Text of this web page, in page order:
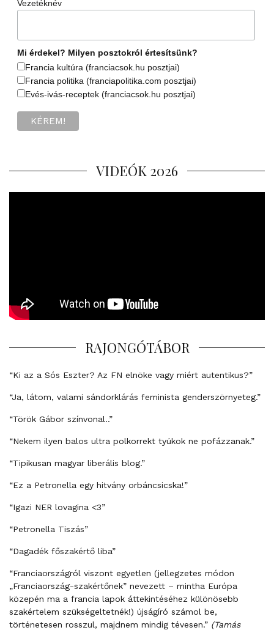
Vezetéknév
Mi érdekel? Milyen posztokról értesítsünk?
Francia kultúra (franciacsok.hu posztjai)
Francia politika (franciapolitika.com posztjai)
Evés-ivás-receptek (franciacsok.hu posztjai)
VIDEÓK 2026
RAJONGÓTÁBOR
“Ki az a Sós Eszter? Az FN elnöke vagy miért autentikus?”
“Ja, látom, valami sándorklárás feminista genderszörnyeteg.”
“Török Gábor színvonal..”
“Nekem ilyen balos ultra polkorrekt tyúkok ne pofázzanak.”
“Tipikusan magyar liberális blog.”
“Ez a Petronella egy hitvány orbáncsicska!”
“Igazi NER lovagina <3”
“Petronella Tiszás”
“Dagadék főszakértő liba”
“Franciaországról viszont egyetlen (jellegzetes módon
„Franciaország-szakértőnek” nevezett – mintha Európa
közepén ma a francia lapok áttekintéséhez különösebb
szakértelem szükségeltetnék!) újságíró számol be,
történetesen rosszul, majdnem mindig tévesen.” (Tamás